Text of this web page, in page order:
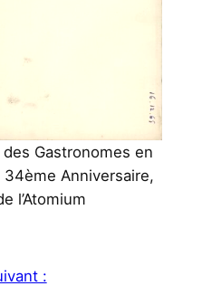
Gastronomes en
Anniversaire,
l’Atomium
: